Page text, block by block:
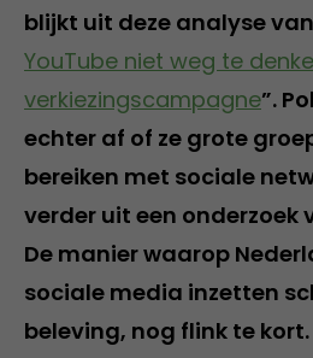
blijkt uit deze analyse van
YouTube niet weg te
verkiezingscampagne”.
echter af of ze grote
bereiken met sociale
verder uit een onderzoek
De manier waarop
sociale media inzetten
beleving, nog flink te